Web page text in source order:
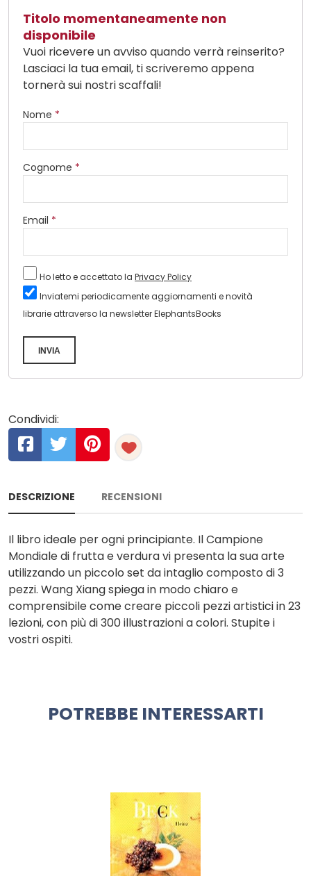
Titolo momentaneamente non
disponibile
Vuoi ricevere un avviso quando verrà reinserito?
Lasciaci la tua email, ti scriveremo appena
tornerà sui nostri scaffali!
Nome *
Cognome *
Email *
Ho letto e accettato la Privacy Policy
Inviatemi periodicamente aggiornamenti e novità
librarie attraverso la newsletter ElephantsBooks
INVIA
Condividi:
DESCRIZIONE RECENSIONI
Il libro ideale per ogni principiante. Il Campione
Mondiale di frutta e verdura vi presenta la sua arte
utilizzando un piccolo set da intaglio composto di 3
pezzi. Wang Xiang spiega in modo chiaro e
comprensibile come creare piccoli pezzi artistici in 23
lezioni, con più di 300 illustrazioni a colori. Stupite i
vostri ospiti.
POTREBBE INTERESSARTI